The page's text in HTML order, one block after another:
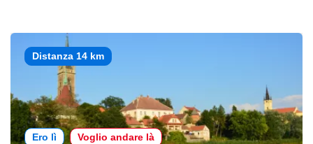
Distanza 14 km
Ero lì Voglio andare là